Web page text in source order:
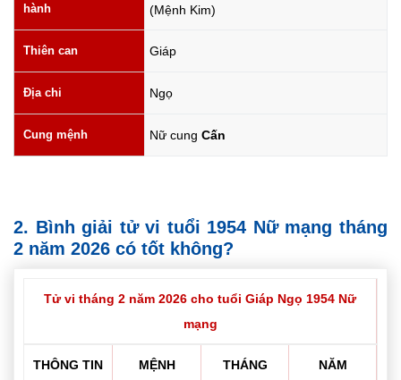
hành
(Mệnh Kim)
Thiên can Giáp
Địa chi Ngọ
Cung mệnh Nữ cung Cấn
2. Bình giải tử vi tuổi 1954 Nữ mạng tháng
2 năm 2026 có tốt không?
Tử vi tháng 2 năm 2026 cho tuổi Giáp Ngọ 1954 Nữ
mạng
THÔNG TIN MỆNH THÁNG NĂM